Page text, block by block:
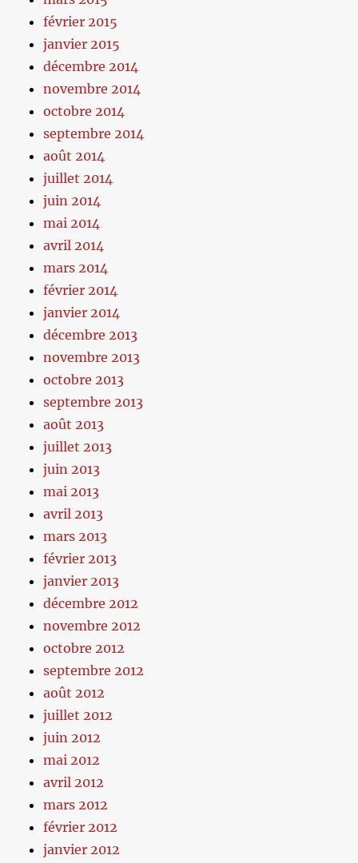
février 2015
janvier 2015
décembre 2014
novembre 2014
octobre 2014
septembre 2014
août 2014
juillet 2014
juin 2014
mai 2014
avril 2014
mars 2014
février 2014
janvier 2014
décembre 2013
novembre 2013
octobre 2013
septembre 2013
août 2013
juillet 2013
juin 2013
mai 2013
avril 2013
mars 2013
février 2013
janvier 2013
décembre 2012
novembre 2012
octobre 2012
septembre 2012
août 2012
juillet 2012
juin 2012
mai 2012
avril 2012
mars 2012
février 2012
janvier 2012